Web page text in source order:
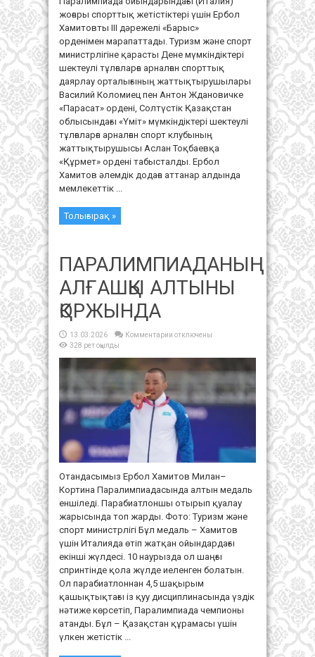
жоғары спорттық жетістіктері үшін Ербол
Хамитовты III дәрежелі «Барыс»
орденімен марапаттады. Туризм және спорт
министрлігіне қарасты Дене мүмкіндіктері
шектеулі тұлғаларға арналған спорттық
даярлау орталығының жаттықтырушылары
Василий Коломиец пен Антон Ждановичке
«Парасат» ордені, Солтүстік Қазақстан
облысындағы «Үміт» мүмкіндіктері шектеулі
тұлғаларға арналған спорт клубының
жаттықтырушысы Аслан Тоқбаевқа
«Құрмет» ордені табысталды. Ербол
Хамитов әлемдік додаға аттанар алдында
мемлекеттік ...
Толығырақ »
ПАРАЛИМПИАДАНЫҢ
АЛҒАШҚЫ АЛТЫНЫ
ҚОРЖЫНДА
13.03.2026 Комментарии к
АЛҒАШҚЫ
ҚОРЖЫНДА
отключены
328 рет оқылды
Отандасымыз Ербол Хамитов Милан–
Кортина Паралимпиадасында алтын медаль
еншіледі. Парабиатлоншы отырып қуалау
жарысында топ жарды. Фото: Туризм және
спорт министрлігі Бұл медаль – Хамитов
үшін Италияда өтіп жатқан ойындардағы
екінші жүлдесі. 10 наурызда ол шаңғы
спринтінде қола жүлде иеленген болатын.
Ол парабиатлоннан 4,5 шақырым
қашықтықтағы із қуу дисциплинасында үздік
нәтиже көрсетіп, Паралимпиада чемпионы
атанды. Бұл – Қазақстан құрамасы үшін
үлкен жетістік ...